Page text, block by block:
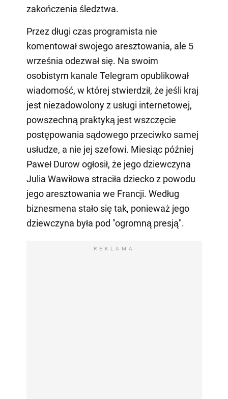
zakończenia śledztwa.
Przez długi czas programista nie
komentował swojego aresztowania, ale 5
września odezwał się. Na swoim
osobistym kanale Telegram opublikował
wiadomość, w której stwierdził, że jeśli kraj
jest niezadowolony z usługi internetowej,
powszechną praktyką jest wszczęcie
postępowania sądowego przeciwko samej
usłudze, a nie jej szefowi. Miesiąc później
Paweł Durow ogłosił, że jego dziewczyna
Julia Wawiłowa straciła dziecko z powodu
jego aresztowania we Francji. Według
biznesmena stało się tak, ponieważ jego
dziewczyna była pod "ogromną presją".
REKLAMA